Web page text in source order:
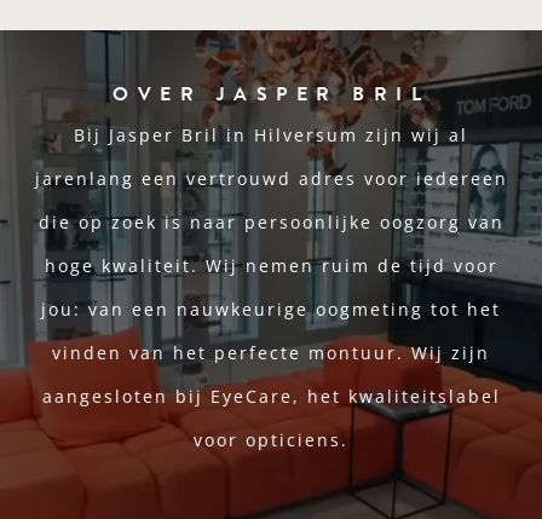
OVER JASPER BRIL
Bij Jasper Bril in Hilversum zijn wij al
jarenlang een vertrouwd adres voor iedereen
die op zoek is naar persoonlijke oogzorg van
hoge kwaliteit. Wij nemen ruim de tijd voor
jou: van een nauwkeurige oogmeting tot het
vinden van het perfecte montuur. Wij zijn
aangesloten bij EyeCare, het kwaliteitslabel
voor opticiens.